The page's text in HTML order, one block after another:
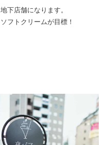
地下店舗になります。
ソフトクリームが目標！